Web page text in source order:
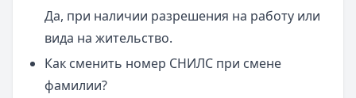
Да, при наличии разрешения на работу или
вида на жительство.
Как сменить номер СНИЛС при смене
фамилии?